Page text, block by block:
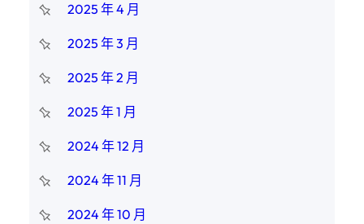
2025 年 4 月
2025 年 3 月
2025 年 2 月
2025 年 1 月
2024 年 12 月
2024 年 11 月
2024 年 10 月